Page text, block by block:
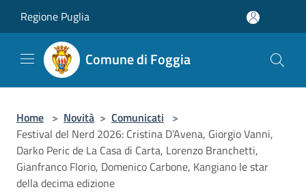
Regione Puglia
Comune di Foggia
Home > Novità > Comunicati >
Festival del Nerd 2026: Cristina D’Avena, Giorgio Vanni,
Darko Peric de La Casa di Carta, Lorenzo Branchetti,
Gianfranco Florio, Domenico Carbone, Kangiano le star
della decima edizione